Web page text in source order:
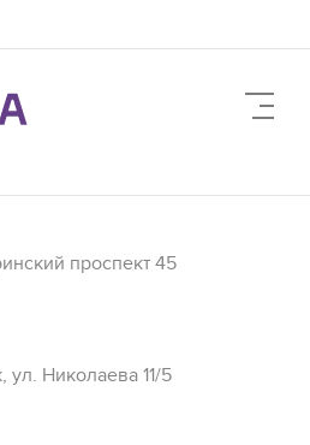
проспект 45
Николаева 11/5